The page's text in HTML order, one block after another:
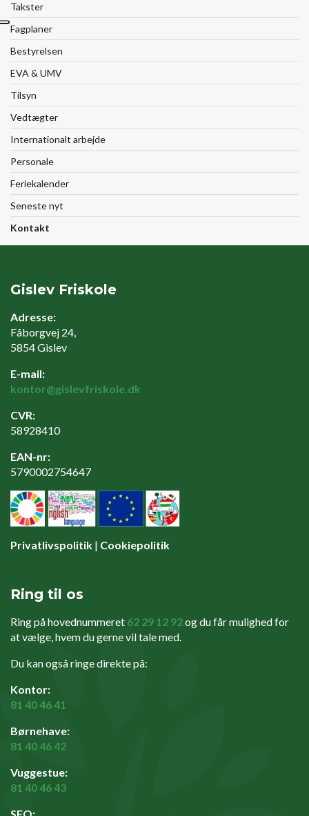
Takster
Fagplaner
Bestyrelsen
EVA & UMV
Tilsyn
Vedtægter
Internationalt arbejde
Personale
Feriekalender
Seneste nyt
Kontakt
Gislev Friskole
Adresse:
Fåborgvej 24,
5854 Gislev
E-mail:
kontor@gislevfriskole.dk
CVR:
58928410
EAN-nr:
5790002754647
Privatlivspolitik | Cookiepolitik
Ring til os
Ring på hovednummeret 62 29 12 92og du får mulighed for
at vælge, hvem du gerne vil tale med.
Du kan også ringe direkte på:
Kontor:
81 40 46 41
Børnehave:
81 40 46 42
Vuggestue:
81 40 46 43